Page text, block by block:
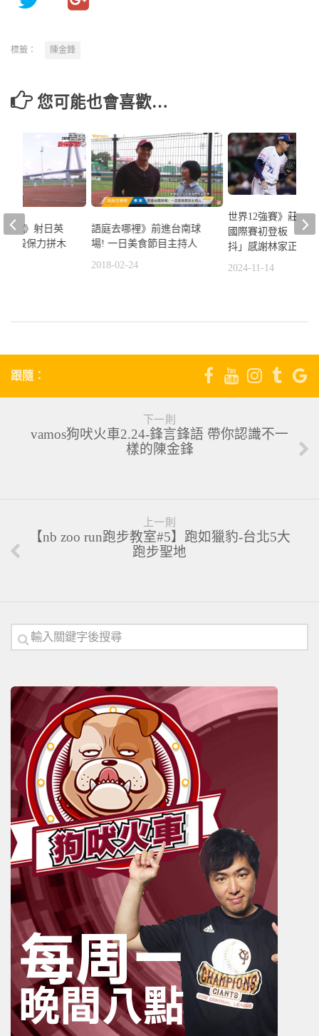
標籤： 陳金鋒
您可能也會喜歡…
語庭去哪裡》前進台南球
場! 一日美食節目主持人
2018-02-24
世界12強賽》莊昕
國際賽初登板 「腳
抖」感謝林家正救
2024-11-14
車#2》射日英
軍 穀保力拼木
跟隨：
下一則
vamos狗吠火車2.24-鋒言鋒語 帶你認識不一
樣的陳金鋒
上一則
【nb zoo run跑步教室#5】跑如獵豹-台北5大
跑步聖地